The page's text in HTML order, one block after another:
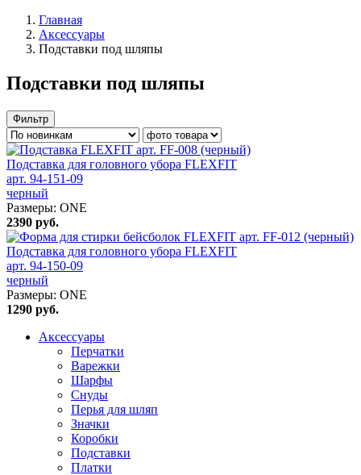
Главная
Аксессуары
Подставки под шляпы
Подставки под шляпы
Фильтр
Подставка для головного убора FLEXFIT
арт. 94-151-09
черный
Размеры: ONE
2390 руб.
Подставка для головного убора FLEXFIT
арт. 94-150-09
черный
Размеры: ONE
1290 руб.
Аксессуары
Перчатки
Варежки
Шарфы
Снуды
Перья для шляп
Значки
Коробки
Подставки
Платки